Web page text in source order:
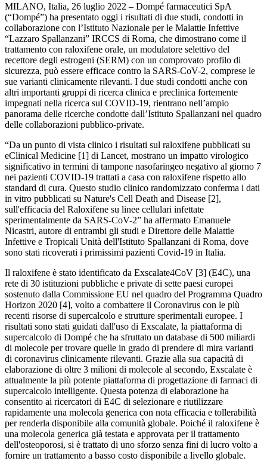
MILANO, Italia, 26 luglio 2022 – Dompé farmaceutici SpA
(“Dompé”) ha presentato oggi i risultati di due studi, condotti in
collaborazione con l’Istituto Nazionale per le Malattie Infettive
“Lazzaro Spallanzani” IRCCS di Roma, che dimostrano come il
trattamento con raloxifene orale, un modulatore selettivo del
recettore degli estrogeni (SERM) con un comprovato profilo di
sicurezza, può essere efficace contro la SARS-CoV-2, comprese le
sue varianti clinicamente rilevanti. I due studi condotti anche con
altri importanti gruppi di ricerca clinica e preclinica fortemente
impegnati nella ricerca sul COVID-19, rientrano nell’ampio
panorama delle ricerche condotte dall’Istituto Spallanzani nel quadro
delle collaborazioni pubblico-private.
“Da un punto di vista clinico i risultati sul raloxifene pubblicati su
eClinical Medicine [1] di Lancet, mostrano un impatto virologico
significativo in termini di tampone nasofaringeo negativo al giorno 7
nei pazienti COVID-19 trattati a casa con raloxifene rispetto allo
standard di cura. Questo studio clinico randomizzato conferma i dati
in vitro pubblicati su Nature's Cell Death and Disease [2],
sull'efficacia del Raloxifene su linee cellulari infettate
sperimentalmente da SARS-CoV-2” ha affermato Emanuele
Nicastri, autore di entrambi gli studi e Direttore delle Malattie
Infettive e Tropicali Unità dell'Istituto Spallanzani di Roma, dove
sono stati ricoverati i primissimi pazienti Covid-19 in Italia.
Il raloxifene è stato identificato da Exscalate4CoV [3] (E4C), una
rete di 30 istituzioni pubbliche e private di sette paesi europei
sostenuto dalla Commissione EU nel quadro del Programma Quadro
Horizon 2020 [4], volto a combattere il Coronavirus con le più
recenti risorse di supercalcolo e strutture sperimentali europee. I
risultati sono stati guidati dall'uso di Exscalate, la piattaforma di
supercalcolo di Dompé che ha sfruttato un database di 500 miliardi
di molecole per trovare quelle in grado di prendere di mira varianti
di coronavirus clinicamente rilevanti. Grazie alla sua capacità di
elaborazione di oltre 3 milioni di molecole al secondo, Exscalate è
attualmente la più potente piattaforma di progettazione di farmaci di
supercalcolo intelligente. Questa potenza di elaborazione ha
consentito ai ricercatori di E4C di selezionare e riutilizzare
rapidamente una molecola generica con nota efficacia e tollerabilità
per renderla disponibile alla comunità globale. Poiché il raloxifene è
una molecola generica già testata e approvata per il trattamento
dell'osteoporosi, si è trattato di uno sforzo senza fini di lucro volto a
fornire un trattamento a basso costo disponibile a livello globale.